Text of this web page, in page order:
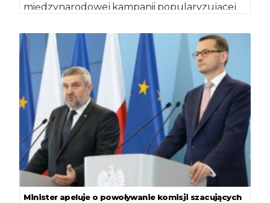
międzynarodowej kampanii popularyzującej
Minister apeluje o powoływanie komisji szacujących